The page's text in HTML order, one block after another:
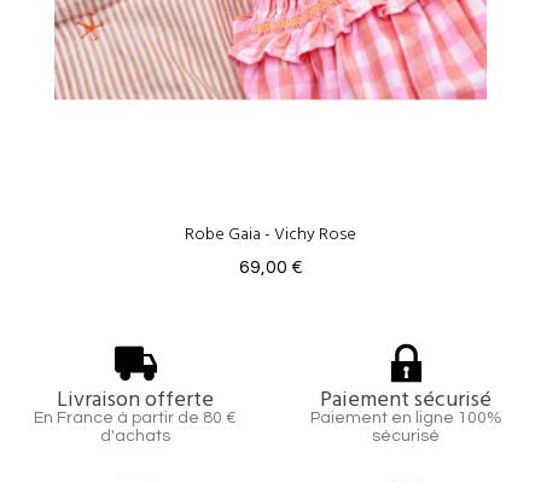
Robe Gaia - Vichy Rose
69,00 €
Livraison offerte
En France à partir de 80 €
d'achats
Paiement sécurisé
Paiement en ligne 100%
sécurisé